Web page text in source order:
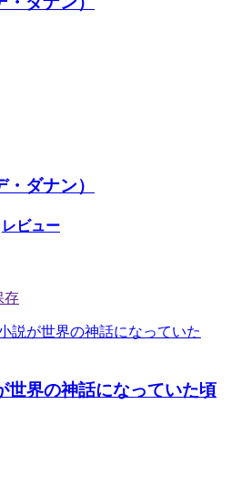
ダナン）
レビュー
世界の神話になっていた頃